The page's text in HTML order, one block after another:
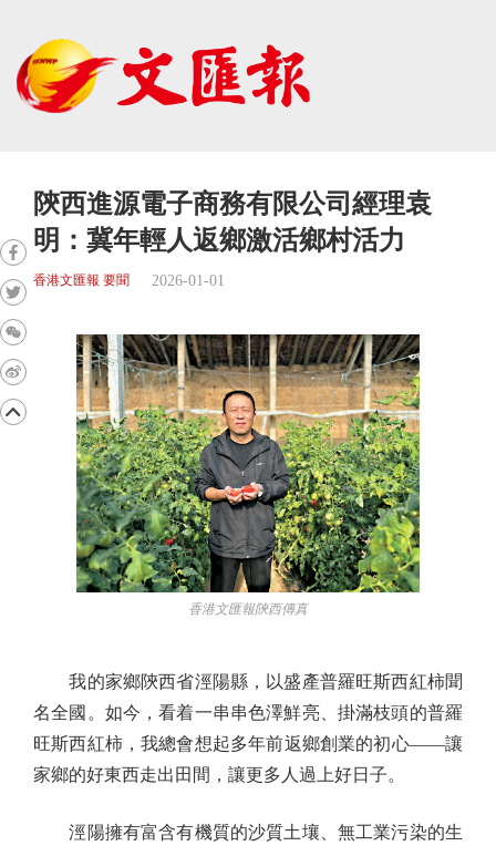
陝西進源電子商務有限公司經理袁
明：冀年輕人返鄉激活鄉村活力
香港文匯報 要聞 2026-01-01
香港文匯報陝西傳真
我的家鄉陝西省涇陽縣，以盛產普羅旺斯西紅柿聞
名全國。如今，看着一串串色澤鮮亮、掛滿枝頭的普羅
旺斯西紅柿，我總會想起多年前返鄉創業的初心——讓
家鄉的好東西走出田間，讓更多人過上好日子。
涇陽擁有富含有機質的沙質土壤、無工業污染的生